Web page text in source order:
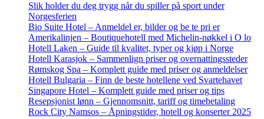
Slik holder du deg trygg når du spiller på sport under
Norgesferien
Bio Suite Hotel – Anmeldel er, bilder og be te pri er
Amerikalinjen – Boutiquehotell med Michelin-nøkkel i O lo
Hotell Laken – Guide til kvalitet, typer og kjøp i Norge
Hotell Karasjok – Sammenlign priser og overnattingssteder
Rømskog Spa – Komplett guide med priser og anmeldelser
Hotell Bulgaria – Finn de beste hotellene ved Svartehavet
Singapore Hotel – Komplett guide med priser og tips
Resepsjonist lønn – Gjennomsnitt, tariff og timebetaling
Rock City Namsos – Åpningstider, hotell og konserter 2025